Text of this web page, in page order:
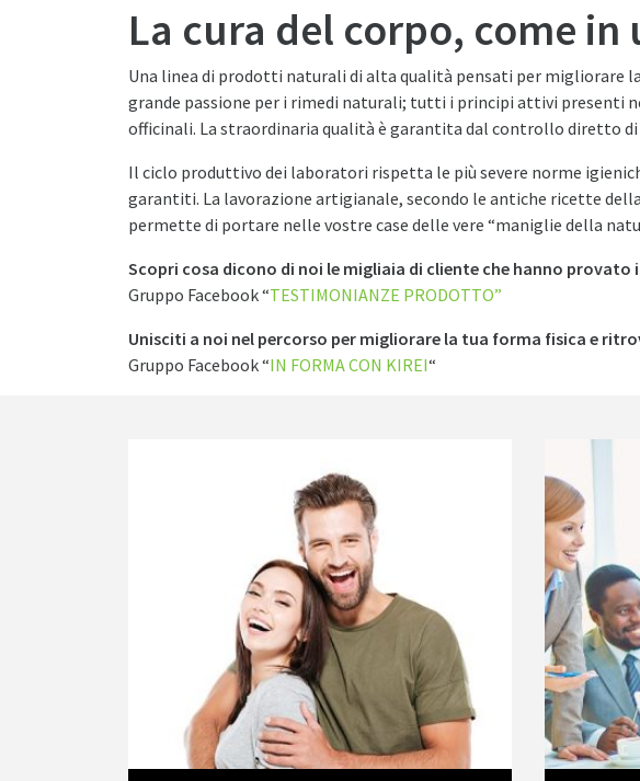
La cura del corpo, come in
Una linea di prodotti naturali di alta qualità pensati per migliorare
grande passione per i rimedi naturali; tutti i principi attivi presenti
officinali. La straordinaria qualità è garantita dal controllo diretto
Il ciclo produttivo dei laboratori rispetta le più severe norme
garantiti. La lavorazione artigianale, secondo le antiche ricette
permette di portare nelle vostre case delle vere “maniglie della
Scopri cosa dicono di noi le migliaia di cliente che hanno provato
Gruppo Facebook “TESTIMONIANZE PRODOTTO”
Unisciti a noi nel percorso per migliorare la tua forma fisica e
Gruppo Facebook “IN FORMA CON KIREI“